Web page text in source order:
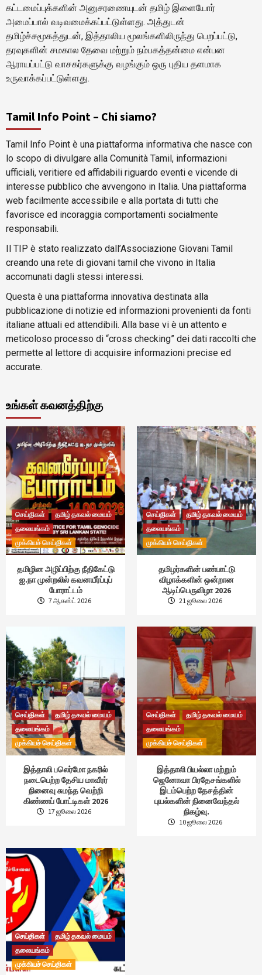
கட்டமைப்புக்களின் அனுசரணையுடன் தமிழ் இளையோர்
அமைப்பால் வடிவமைக்கப்பட்டுள்ளது. அத்துடன்
தமிழ்ச்சமூகத்துடன், இத்தாலிய மூலங்களிலிருந்து பெறப்பட்டு,
தரவுகளின் சமகால தேவை மற்றும் நம்பகத்தன்மை என்பன
ஆராயப்பட்டு வாசகர்களுக்கு வழங்கும் ஒரு புதிய தளமாக
உருவாக்கப்பட்டுள்ளது.
Tamil Info Point – Chi siamo?
Tamil Info Point è una piattaforma informativa che nasce con
lo scopo di divulgare alla Comunità Tamil, informazioni
ufficiali, veritiere ed affidabili riguardo eventi e vicende di
interesse pubblico che avvengono in Italia. Una piattaforma
web facilmente accessibile e alla portata di tutti che
favorisce ed incoraggia comportamenti socialmente
responsabili.
Il TIP è stato realizzato dall’Associazione Giovani Tamil
creando una rete di giovani tamil che vivono in Italia
accomunati dagli stessi interessi.
Questa è una piattaforma innovativa destinata alla
pubblicazione di notizie ed informazioni provenienti da fonti
italiane attuali ed attendibili. Alla base vi è un attento e
meticoloso processo di “cross checking” dei dati raccolti che
permette al lettore di acquisire informazioni precise ed
accurate.
உங்கள் கவனத்திற்கு
செய்திகள்
தமிழ் தகவல் மையம்
தலையங்கம்
முக்கியச் செய்திகள்
தமிழின அழிப்பிற்கு நீதிகேட்டு
ஐ.நா முன்றலில் கவனயீர்ப்புப்
போராட்டம்
7 ஆகஸ்ட் 2026
செய்திகள்
தமிழ் தகவல் மையம்
தலையங்கம்
முக்கியச் செய்திகள்
தமிழர்களின் பண்பாட்டு
விழாக்களின் ஒன்றான
ஆடிப்பெருவிழா 2026
21 ஜூலை 2026
செய்திகள்
தமிழ் தகவல் மையம்
தலையங்கம்
முக்கியச் செய்திகள்
இத்தாலி பலெர்மோ நகரில்
நடைபெற்ற தேசிய மாவீரர்
நினைவு சுமந்த வெற்றி
கிண்ணப் போட்டிகள் 2026
17 ஜூலை 2026
செய்திகள்
தமிழ் தகவல் மையம்
தலையங்கம்
முக்கியச் செய்திகள்
இத்தாலி பியல்லா மற்றும்
ஜெனோவா பிரதேசங்களில்
இடம்பெற்ற தேசத்தின்
புயல்களின் நினைவேந்தல்
நிகழ்வு.
10 ஜூலை 2026
செய்திகள்
தமிழ் தகவல் மையம்
தலையங்கம்
முக்கியச் செய்திகள்